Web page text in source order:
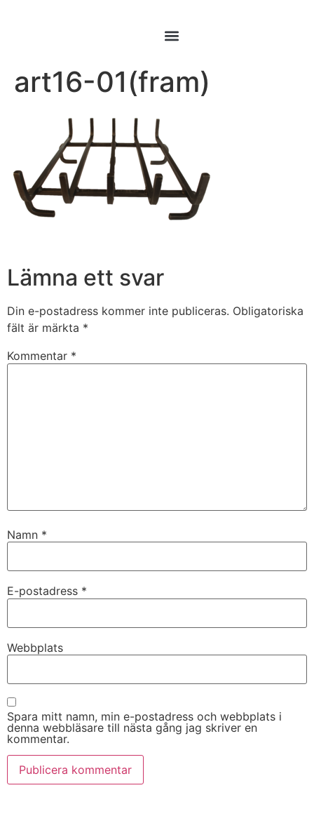
art16-01(fram)
Lämna ett svar
Din e-postadress kommer inte publiceras. Obligatoriska
fält är märkta *
Kommentar *
Namn *
E-postadress *
Webbplats
Spara mitt namn, min e-postadress och webbplats i
denna webbläsare till nästa gång jag skriver en
kommentar.